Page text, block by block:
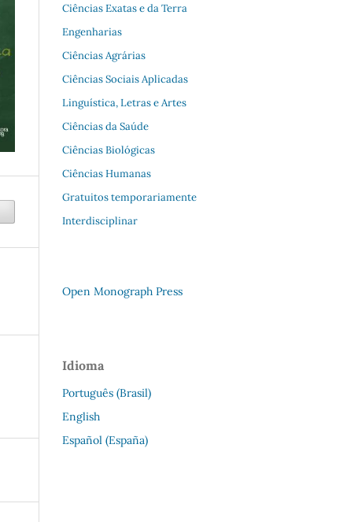
Ciências Exatas e da Terra
Engenharias
Ciências Agrárias
Ciências Sociais Aplicadas
Linguística, Letras e Artes
Ciências da Saúde
Ciências Biológicas
Ciências Humanas
Gratuitos temporariamente
Interdisciplinar
Open Monograph Press
Idioma
Português (Brasil)
English
Español (España)